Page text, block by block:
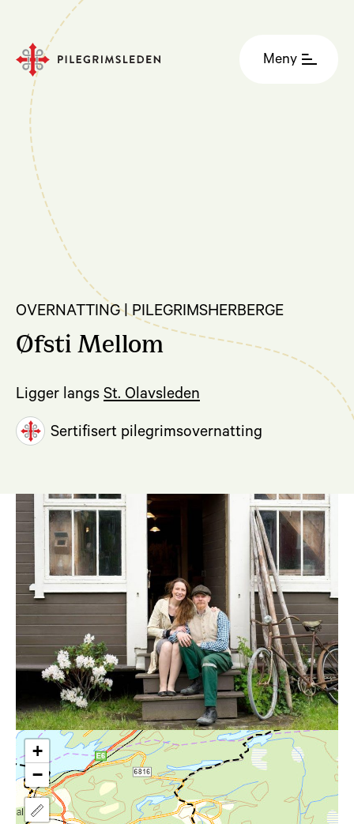
Meny
OVERNATTING | PILEGRIMSHERBERGE
Øfsti Mellom
Ligger langs St. Olavsleden
Sertifisert pilegrimsovernatting
+
−